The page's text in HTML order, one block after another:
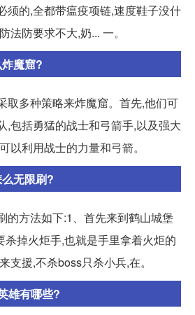
须的,全都带瘟疫项链,速度鞋子没什
法防要求不大,奶... 一。
魔窟?
取多种策略来炸魔窟。首先,他们可
,包括勇猛的战士和弓箭手,以及强大
以利用战士的力量和弓箭。
无限刷?
的方法如下:1、首先来到鹤山城堡
杀掉火炬手,也就是手里拿着火炬的
支援,不杀boss只杀小兵,在。
雄有哪些?